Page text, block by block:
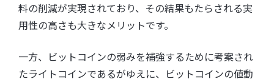
料の削減が実現されており、その結果もたらされる実
用性の高さも大きなメリットです。
一方、ビットコインの弱みを補強するために考案され
たライトコインであるがゆえに、ビットコインの値動